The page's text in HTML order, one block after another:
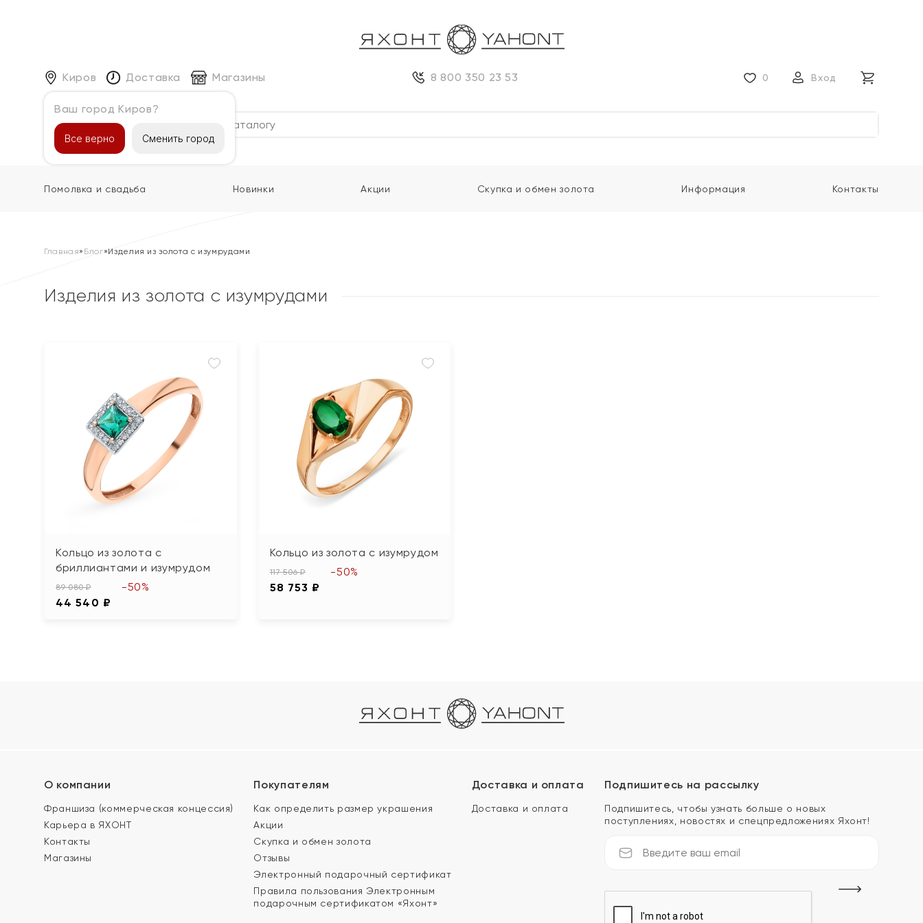
Киров
Ваш город Киров?
Все верно Сменить город
Доставка Магазины 8 800 350 23 53 0 Вход
Каталог
Помолвка и свадьба Новинки Акции Скупка и обмен золота Информация Контакты
Главная» Блог»Изделия из золота с изумрудами
Изделия из золота с изумрудами
Кольцо из золота с
бриллиантами и изумрудом
89 080 ₽
44 540 ₽
-50%
Кольцо из золота с изумрудом
117 506 ₽
58 753 ₽
-50%
О компании
Франшиза (коммерческая концессия)
Карьера в ЯХОНТ
Контакты
Магазины
Покупателям
Как определить размер украшения
Акции
Скупка и обмен золота
Отзывы
Электронный подарочный сертификат
Правила пользования Электронным
подарочным сертификатом «Яхонт»
Доставка и оплата
Доставка и оплата
Подпишитесь на рассылку
Подпишитесь, чтобы узнать больше о новых
поступлениях, новостях и спецпредложениях Яхонт!